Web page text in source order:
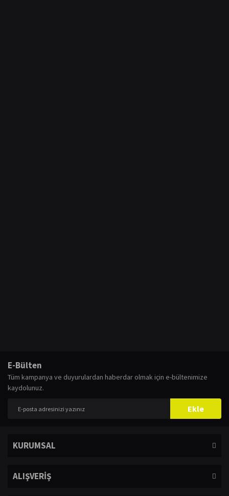
E-Bülten
Tüm kampanya ve duyurulardan haberdar olmak için e-bültenimize
kaydolunuz.
Ekle
KURUMSAL
ALIŞVERİŞ